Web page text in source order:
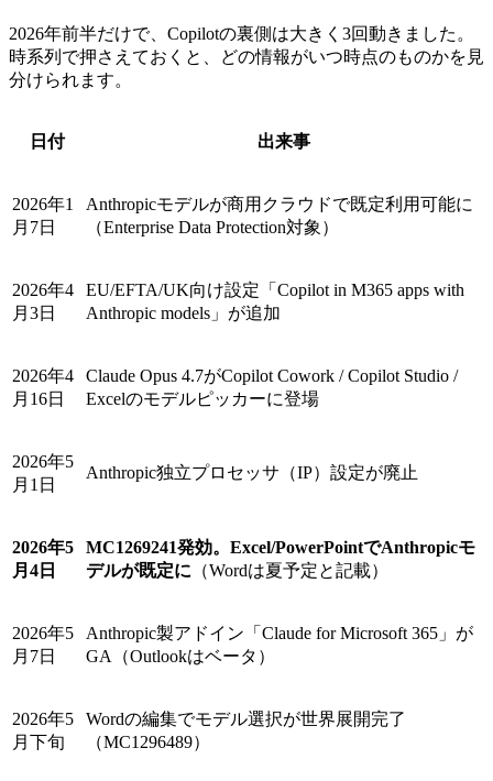
2026年前半だけで、Copilotの裏側は大きく3回動きました。
時系列で押さえておくと、どの情報がいつ時点のものかを見
分けられます。
日付 出来事
2026年1
月7日
Anthropicモデルが商用クラウドで既定利用可能に
（Enterprise Data Protection対象）
2026年4
月3日
EU/EFTA/UK向け設定「Copilot in M365 apps with
Anthropic models」が追加
2026年4
月16日
Claude Opus 4.7がCopilot Cowork / Copilot Studio /
Excelのモデルピッカーに登場
2026年5
月1日
Anthropic独立プロセッサ（IP）設定が廃止
2026年5
月4日
MC1269241発効。Excel/PowerPointでAnthropicモ
デルが既定に （Wordは夏予定と記載）
2026年5
月7日
Anthropic製アドイン「Claude for Microsoft 365」が
GA（Outlookはベータ）
2026年5
月下旬
Wordの編集でモデル選択が世界展開完了
（MC1296489）